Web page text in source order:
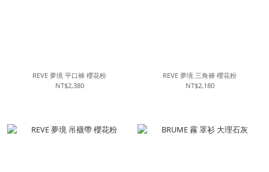
REVE 夢境 平口褲 櫻花粉
NT$2,380
REVE 夢境 三角褲 櫻花粉
NT$2,180